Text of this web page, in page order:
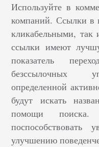
Используйте в
компаний. Ссылки в
кликабельными, так
ссылки имеют
показатель
безссылочных
определенной
будут искать
помощи
поспособствовать
улучшению